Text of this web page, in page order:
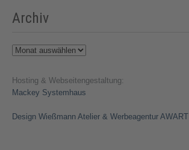
Archiv
Archiv
Hosting & Webseitengestaltung:
Mackey Systemhaus
Design Wießmann Atelier & Werbeagentur AWART